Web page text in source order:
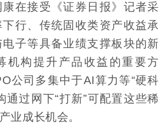
在接受《证券日报》记者采
行、传统固收类资产收益承
子等具备业绩支撑板块的新
机构提升产品收益的重要方
公司多集中于AI算力等“硬科
通过网下“打新”可配置这些稀
业成长机会。